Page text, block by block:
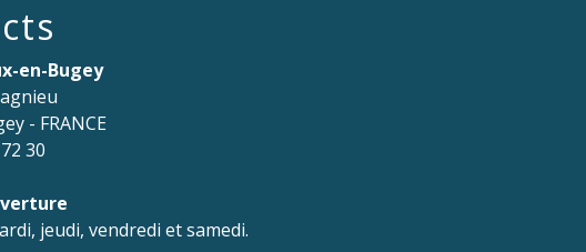
en-Bugey
- FRANCE
30
jeudi, vendredi et samedi.